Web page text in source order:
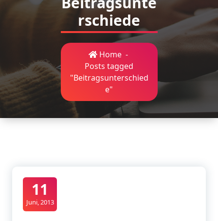
rschiede
Home-
Posts tagged
"Beitragsunterschied
e"
11
Juni, 2013